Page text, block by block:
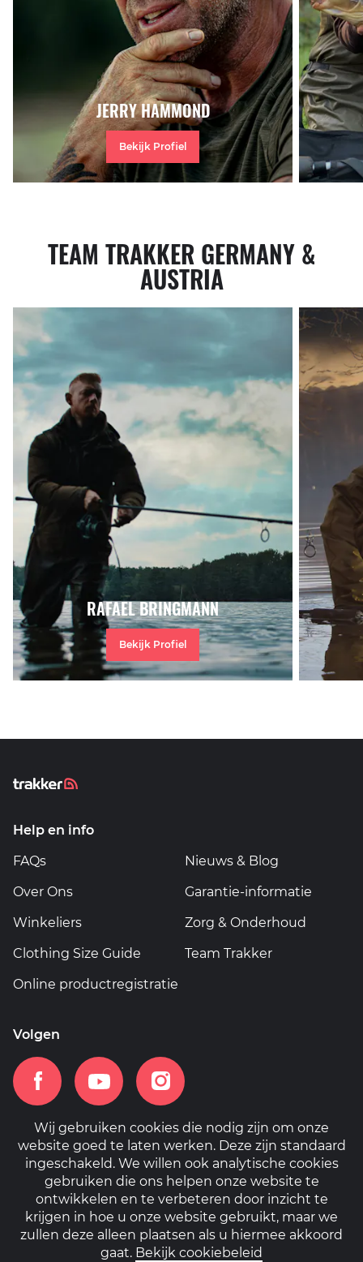
JERRY HAMMOND
Bekijk Profiel
TEAM TRAKKER GERMANY &
AUSTRIA
RAFAEL BRINGMANN
Bekijk Profiel
Help en info
FAQs
Nieuws & Blog
Over Ons
Garantie-informatie
Winkeliers
Zorg & Onderhoud
Clothing Size Guide
Team Trakker
Online productregistratie
Volgen
Home Cookiebeleid Privacybeleid
Wij gebruiken cookies die nodig zijn om onze
website goed te laten werken. Deze zijn standaard
ingeschakeld. We willen ook analytische cookies
gebruiken die ons helpen onze website te
ontwikkelen en te verbeteren door inzicht te
krijgen in hoe u onze website gebruikt, maar we
zullen deze alleen plaatsen als u hiermee akkoord
gaat. Bekijk cookiebeleid